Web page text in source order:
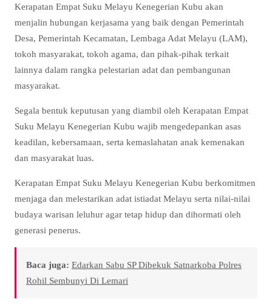
Kerapatan Empat Suku Melayu Kenegerian Kubu akan
menjalin hubungan kerjasama yang baik dengan Pemerintah
Desa, Pemerintah Kecamatan, Lembaga Adat Melayu (LAM),
tokoh masyarakat, tokoh agama, dan pihak-pihak terkait
lainnya dalam rangka pelestarian adat dan pembangunan
masyarakat.
Segala bentuk keputusan yang diambil oleh Kerapatan Empat
Suku Melayu Kenegerian Kubu wajib mengedepankan asas
keadilan, kebersamaan, serta kemaslahatan anak kemenakan
dan masyarakat luas.
Kerapatan Empat Suku Melayu Kenegerian Kubu berkomitmen
menjaga dan melestarikan adat istiadat Melayu serta nilai-nilai
budaya warisan leluhur agar tetap hidup dan dihormati oleh
generasi penerus.
Baca juga: Edarkan Sabu SP Dibekuk Satnarkoba Polres
Rohil Sembunyi Di Lemari